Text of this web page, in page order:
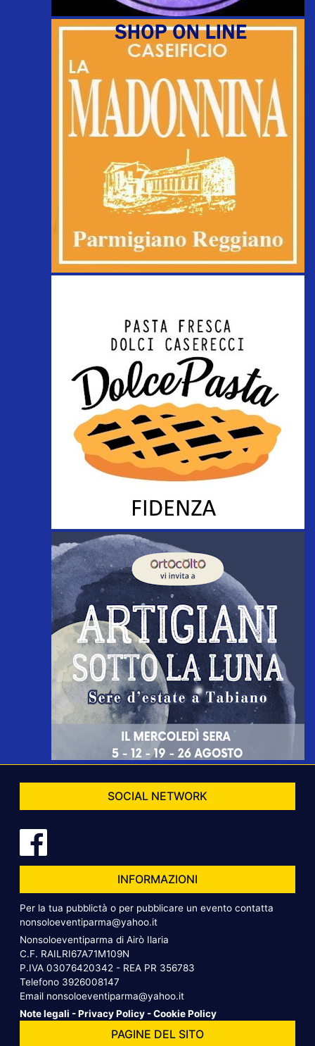
SOCIAL NETWORK
INFORMAZIONI
Per la tua pubblictà o per pubblicare un evento contatta
nonsoloeventiparma@yahoo.it
Nonsoloeventiparma di Airò Ilaria
C.F. RAILRI67A71M109N
P.IVA 03076420342 - REA PR 356783
Telefono 3926008147
Email nonsoloeventiparma@yahoo.it
Note legali -Privacy Policy -Cookie Policy
PAGINE DEL SITO